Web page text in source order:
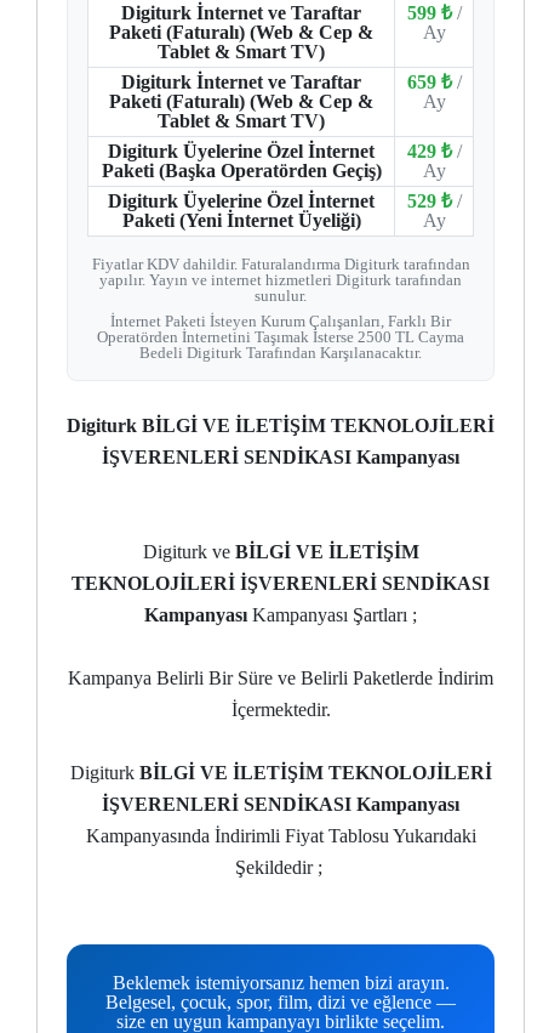
Digiturk İnternet ve Taraftar
Paketi (Faturalı) (Web & Cep &
Tablet & Smart TV)
599 ₺ /
Ay
Digiturk İnternet ve Taraftar
Paketi (Faturalı) (Web & Cep &
Tablet & Smart TV)
659 ₺ /
Ay
Digiturk Üyelerine Özel İnternet
Paketi (Başka Operatörden Geçiş)
429 ₺ /
Ay
Digiturk Üyelerine Özel İnternet
Paketi (Yeni İnternet Üyeliği)
529 ₺ /
Ay
Fiyatlar KDV dahildir. Faturalandırma Digiturk tarafından
yapılır. Yayın ve internet hizmetleri Digiturk tarafından
sunulur.
İnternet Paketi İsteyen Kurum Çalışanları, Farklı Bir
Operatörden İnternetini Taşımak İsterse 2500 TL Cayma
Bedeli Digiturk Tarafından Karşılanacaktır.
Digiturk BİLGİ VE İLETİŞİM TEKNOLOJİLERİ
İŞVERENLERİ SENDİKASI Kampanyası
Digiturk ve BİLGİ VE İLETİŞİM
TEKNOLOJİLERİ İŞVERENLERİ SENDİKASI
Kampanyası Kampanyası Şartları ;
Kampanya Belirli Bir Süre ve Belirli Paketlerde İndirim
İçermektedir.
Digiturk BİLGİ VE İLETİŞİM TEKNOLOJİLERİ
İŞVERENLERİ SENDİKASI Kampanyası
Kampanyasında İndirimli Fiyat Tablosu Yukarıdaki
Şekildedir ;
Beklemek istemiyorsanız hemen bizi arayın.
Belgesel, çocuk, spor, film, dizi ve eğlence —
size en uygun kampanyayı birlikte seçelim.